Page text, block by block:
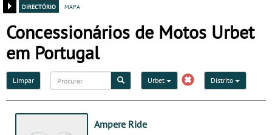
directório
mapa
Concessionários de Motos Urbet
em Portugal
Limpar Urbet Distrito
Ampere Ride